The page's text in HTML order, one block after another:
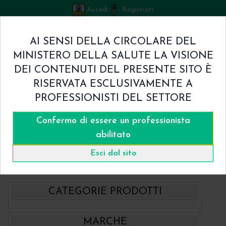
Accedi Registrati
Bicuspid
Home
Shop
Termini & Condizioni
Contatti
Carrello
Catalogo
Home Catalogo
Rigenerativa Biomateriali e Fissaggio Membrane
Membrane
CATEGORIE PRODOTTI
MARCHE
AI SENSI DELLA CIRCOLARE DEL
MINISTERO DELLA SALUTE LA VISIONE
DEI CONTENUTI DEL PRESENTE SITO È
RISERVATA ESCLUSIVAMENTE A
PROFESSIONISTI DEL SETTORE
Esci dal sito
Confermo di essere un professionista
abilitato